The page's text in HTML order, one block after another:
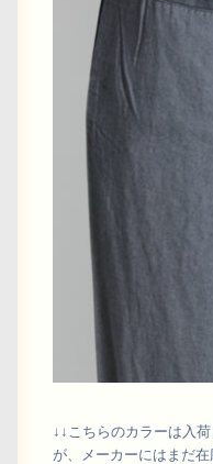
↓↓こちらのカラーは入
が、メーカーにはまだ